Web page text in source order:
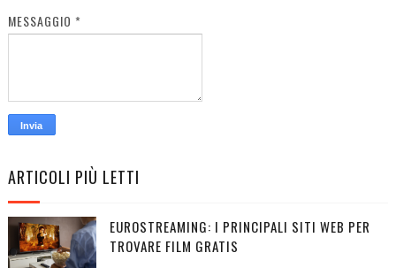
MESSAGGIO *
ARTICOLI PIÙ LETTI
EUROSTREAMING: I PRINCIPALI SITI WEB PER
TROVARE FILM GRATIS